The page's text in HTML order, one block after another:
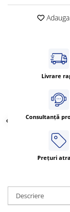
Dispozitive
Senzori industriali
Senzori distanta
Senzori
Senzori inductivi
Senzori
Senzori
Lampi EXIT Ex
Control si
Surse de
Livrare
Consultanță
Prețuri
Descriere